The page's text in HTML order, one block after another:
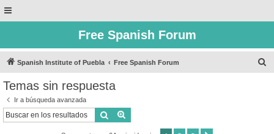
Free Spanish Forum
Spanish Institute of Puebla Free Spanish Forum
Temas sin respuesta
Ir a búsqueda avanzada
Buscar